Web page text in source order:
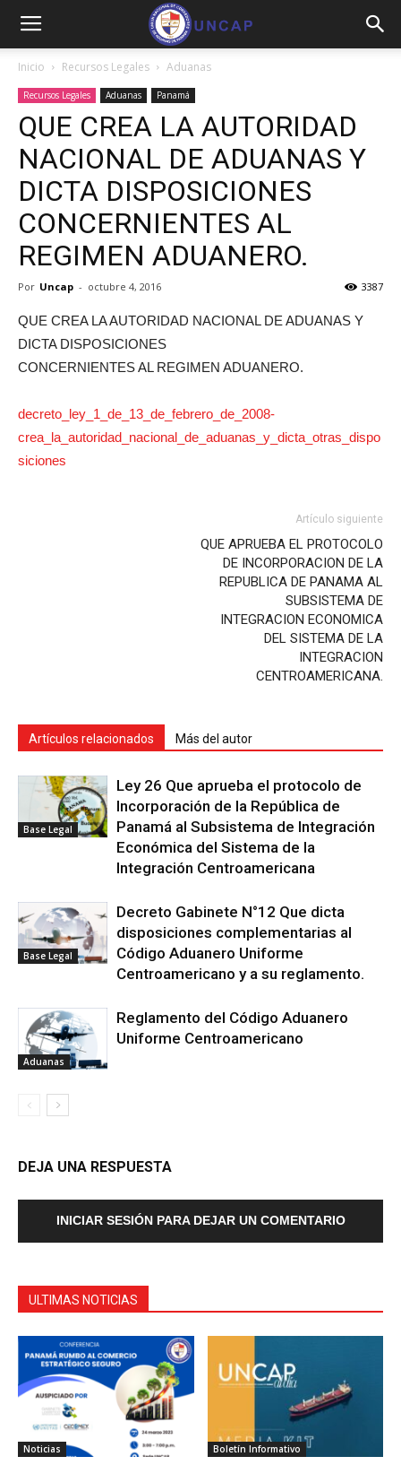
Inicio Recursos Legales Aduanas
Recursos Legales Aduanas Panamá
QUE CREA LA AUTORIDAD
NACIONAL DE ADUANAS Y
DICTA DISPOSICIONES
CONCERNIENTES AL
REGIMEN ADUANERO.
Por Uncap - octubre 4, 2016 3387
QUE CREA LA AUTORIDAD NACIONAL DE ADUANAS Y
DICTA DISPOSICIONES
CONCERNIENTES AL REGIMEN ADUANERO.
decreto_ley_1_de_13_de_febrero_de_2008-
crea_la_autoridad_nacional_de_aduanas_y_dicta_otras_dispo
siciones
Artículo siguiente
QUE APRUEBA EL PROTOCOLO
DE INCORPORACION DE LA
REPUBLICA DE PANAMA AL
SUBSISTEMA DE
INTEGRACION ECONOMICA
DEL SISTEMA DE LA
INTEGRACION
CENTROAMERICANA.
Artículos relacionados Más del autor
Base Legal
Ley 26 Que aprueba el protocolo de
Incorporación de la República de
Panamá al Subsistema de Integración
Económica del Sistema de la
Integración Centroamericana
Base Legal
Decreto Gabinete N°12 Que dicta
disposiciones complementarias al
Código Aduanero Uniforme
Centroamericano y a su reglamento.
Aduanas
Reglamento del Código Aduanero
Uniforme Centroamericano
DEJA UNA RESPUESTA
INICIAR SESIÓN PARA DEJAR UN COMENTARIO
ULTIMAS NOTICIAS
Noticias Boletín Informativo